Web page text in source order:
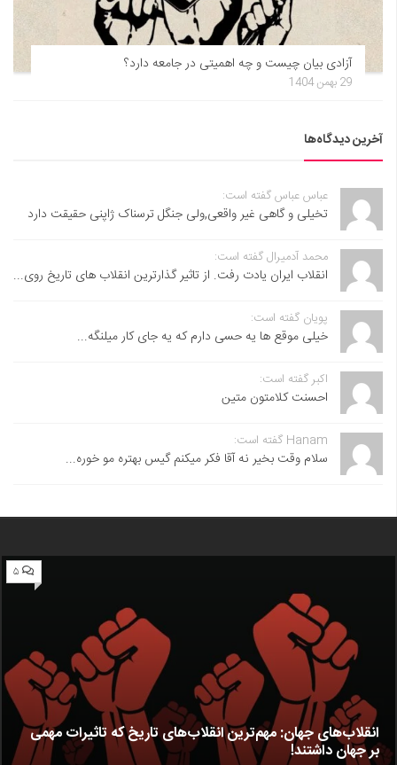
آزادی بیان چیست و چه اهمیتی در جامعه دارد؟
29 بهمن 1404
آخرین دیدگاه‌ها
عباس عباس گفته است:
تخیلی و گاهی غیر واقعی,ولی جنگل ترسناک ژاپنی حقیقت دارد
محمد آدمیرال گفته است:
انقلاب ایران یادت رفت. از تاثیر گذارترین انقلاب های تاریخ روی...
پویان گفته است:
خیلی موقع ها یه حسی دارم که یه جای کار میلنگه...
اکبر گفته است:
احسنت ‌کلامتون متین
Hanam گفته است:
سلام وقت بخیر نه آقا فکر میکنم گیس بهتره مو خوره...
۵
انقلاب‌های جهان: مهم‌ترین انقلاب‌های تاریخ که تاثیرات مهمی
بر جهان داشتند!